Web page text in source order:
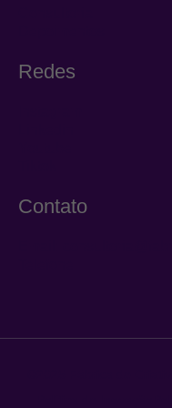
Redes
Contato